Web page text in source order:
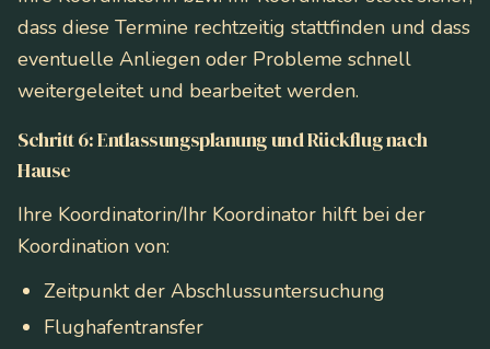
dass diese Termine rechtzeitig stattfinden und dass
eventuelle Anliegen oder Probleme schnell
weitergeleitet und bearbeitet werden.
Schritt 6: Entlassungsplanung und Rückflug nach
Hause
Ihre Koordinatorin/Ihr Koordinator hilft bei der
Koordination von:
Zeitpunkt der Abschlussuntersuchung
Flughafentransfer